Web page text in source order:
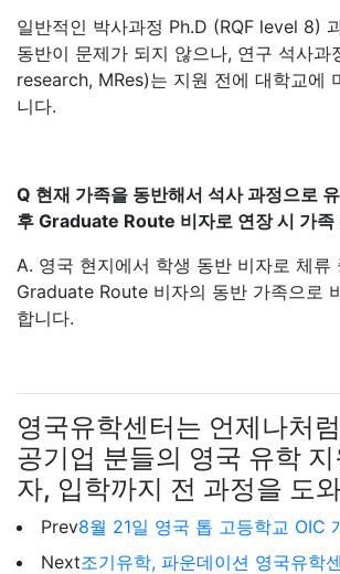
일반적인 박사과정 Ph.D (RQF level 8)
동반이 문제가 되지 않으나, 연구 석사
research, MRes)는 지원 전에 대학교에
니다.
Q 현재 가족을 동반해서 석사 과정으로
후 Graduate Route 비자로 연장 시 가족
A. 영국 현지에서 학생 동반 비자로 체류
Graduate Route 비자의 동반 가족으로
합니다.
영국유학센터는 언제나처
공기업 분들의 영국 유학
자, 입학까지 전 과정을 도
Prev8월 21일 영국 톱 고등학교 OIC
Next조기유학, 파운데이션 영국유학